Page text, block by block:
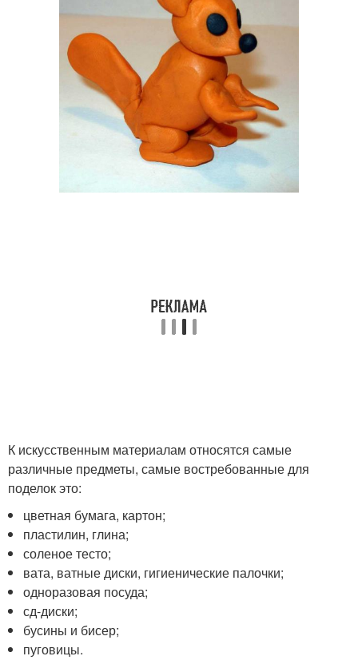
К искусственным материалам относятся самые
различные предметы, самые востребованные для
поделок это:
цветная бумага, картон;
пластилин, глина;
соленое тесто;
вата, ватные диски, гигиенические палочки;
одноразовая посуда;
сд-диски;
бусины и бисер;
пуговицы.